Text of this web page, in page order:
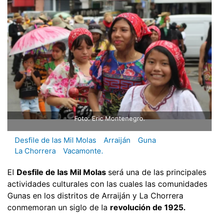
Foto: Eric Montenegro.
Desfile de las Mil Molas Arraiján
Guna
La Chorrera
Vacamonte.
El Desfile de las Mil Molas será una de las principales
actividades culturales con las cuales las comunidades
Gunas en los distritos de Arraiján y La Chorrera
conmemoran un siglo de la revolución de 1925.